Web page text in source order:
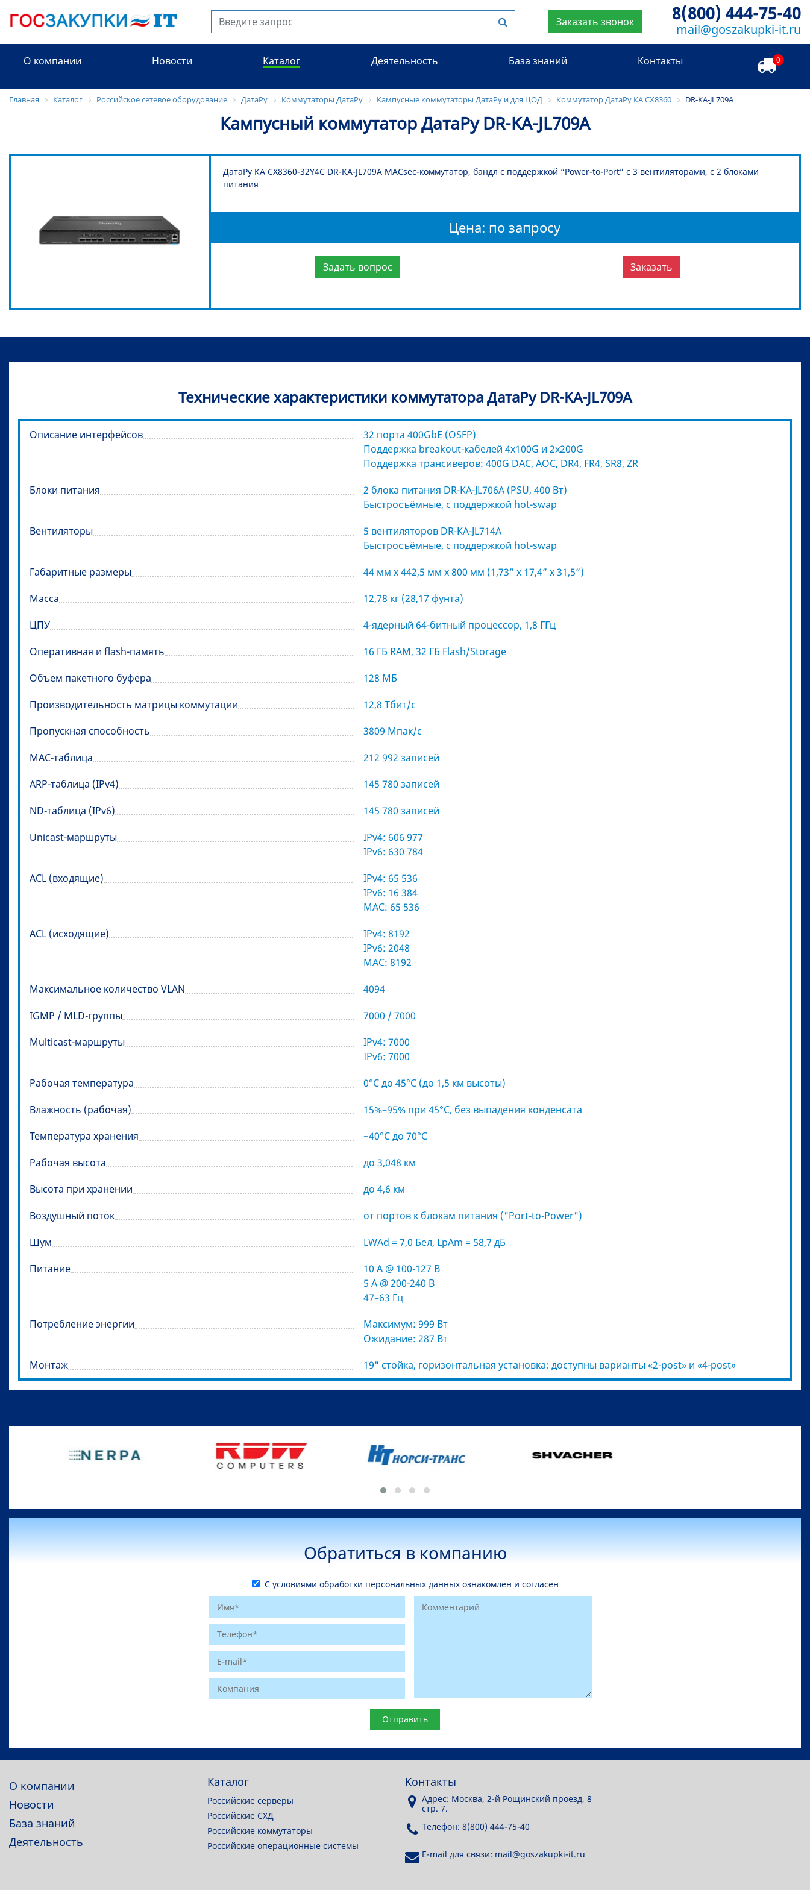
Заказать звонок 8(800) 444-75-40
mail@goszakupki-it.ru
0
О компании Новости Каталог Деятельность База знаний Контакты
Главная Каталог Российское сетевое оборудование ДатаРу Коммутаторы ДатаРу Кампусные коммутаторы ДатаРу и для ЦОД Коммутатор ДатаРу КА СХ8360 DR-KA-JL709A
Кампусный коммутатор ДатаРу DR-KA-JL709A
ДатаРу КА СХ8360-32Y4C DR-KA-JL709A MACsec-коммутатор, бандл с поддержкой “Power-to-Port” с 3 вентиляторами, с 2 блоками
питания
Цена: по запросу
Задать вопрос Заказать
Технические характеристики коммутатора ДатаРу DR-KA-JL709A
Описание интерфейсов
32 порта 400GbE (OSFP)
Поддержка breakout-кабелей 4x100G и 2x200G
Поддержка трансиверов: 400G DAC, AOC, DR4, FR4, SR8, ZR
Блоки питания
2 блока питания DR-KA-JL706A (PSU, 400 Вт)
Быстросъёмные, с поддержкой hot-swap
Вентиляторы
5 вентиляторов DR-KA-JL714A
Быстросъёмные, с поддержкой hot-swap
Габаритные размеры
44 мм x 442,5 мм x 800 мм (1,73” x 17,4” x 31,5”)
Масса
12,78 кг (28,17 фунта)
ЦПУ
4-ядерный 64-битный процессор, 1,8 ГГц
Оперативная и flash-память
16 ГБ RAM, 32 ГБ Flash/Storage
Объем пакетного буфера
128 МБ
Производительность матрицы коммутации
12,8 Тбит/с
Пропускная способность
3809 Мпак/с
MAC-таблица
212 992 записей
ARP-таблица (IPv4)
145 780 записей
ND-таблица (IPv6)
145 780 записей
Unicast-маршруты
IPv4: 606 977
IPv6: 630 784
ACL (входящие)
IPv4: 65 536
IPv6: 16 384
MAC: 65 536
ACL (исходящие)
IPv4: 8192
IPv6: 2048
MAC: 8192
Максимальное количество VLAN
4094
IGMP / MLD-группы
7000 / 7000
Multicast-маршруты
IPv4: 7000
IPv6: 7000
Рабочая температура
0°C до 45°C (до 1,5 км высоты)
Влажность (рабочая)
15%–95% при 45°C, без выпадения конденсата
Температура хранения
−40°C до 70°C
Рабочая высота
до 3,048 км
Высота при хранении
до 4,6 км
Воздушный поток
от портов к блокам питания ("Port-to-Power")
Шум
LWAd = 7,0 Бел, LpAm = 58,7 дБ
Питание
10 A @ 100-127 В
5 A @ 200-240 В
47–63 Гц
Потребление энергии
Максимум: 999 Вт
Ожидание: 287 Вт
Монтаж
19" стойка, горизонтальная установка; доступны варианты «2-post» и «4-post»
Обратиться в компанию
С условиями обработки персональных данных ознакомлен и согласен
О компании
Новости
База знаний
Деятельность
Каталог
Российские серверы
Российские СХД
Российские коммутаторы
Российские операционные системы
Контакты
Адрес: Москва, 2-й Рощинский проезд, 8
стр. 7.
Телефон: 8(800) 444-75-40
E-mail для связи: mail@goszakupki-it.ru